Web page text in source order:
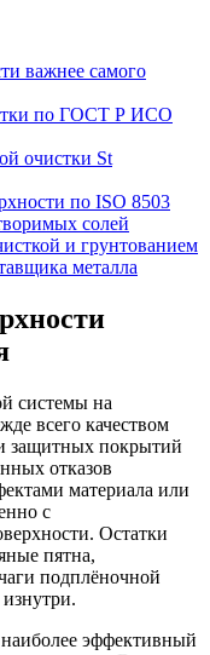
важнее самого
по ГОСТ Р ИСО
очистки St
по ISO 8503
солей
и грунтованием
металла
системы на
всего качеством
защитных покрытий
отказов
материала или
с
Остатки
пятна,
подплёночной
эффективный